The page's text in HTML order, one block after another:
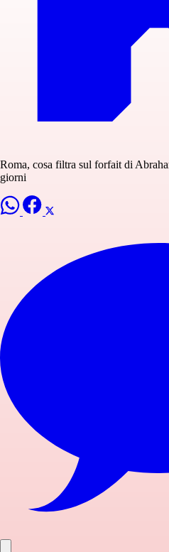
Roma, cosa filtra sul forfait di
giorni